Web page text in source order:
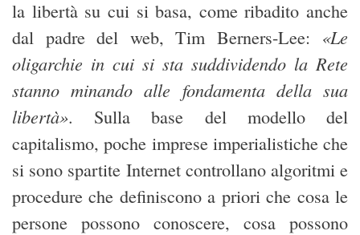
la libertà su cui si basa, come ribadito anche
dal padre del web, Tim Berners-Lee: «Le
oligarchie in cui si sta suddividendo la Rete
stanno minando alle fondamenta della sua
libertà». Sulla base del modello del
capitalismo, poche imprese imperialistiche che
si sono spartite Internet controllano algoritmi e
procedure che definiscono a priori che cosa le
persone possono conoscere, cosa possono